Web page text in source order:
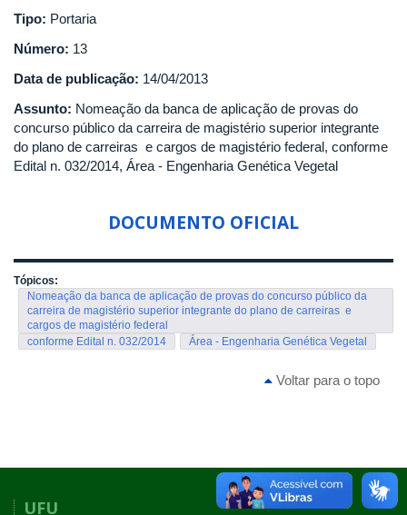
Tipo: Portaria
Número: 13
Data de publicação: 14/04/2013
Assunto: Nomeação da banca de aplicação de provas do
concurso público da carreira de magistério superior integrante
do plano de carreiras e cargos de magistério federal, conforme
Edital n. 032/2014, Área - Engenharia Genética Vegetal
DOCUMENTO OFICIAL
Tópicos:
Nomeação da banca de aplicação de provas do concurso público da
carreira de magistério superior integrante do plano de carreiras e
cargos de magistério federal
conforme Edital n. 032/2014
Área - Engenharia Genética Vegetal
Voltar para o topo
UFU